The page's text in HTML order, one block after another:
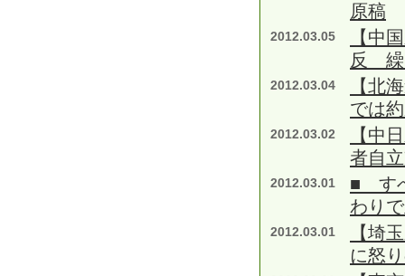
原稿
2012.03.05
【中
反 繰
2012.03.04
【北
では
2012.03.02
【中
者自
2012.03.01
■ す
わり
2012.03.01
【埼
に怒